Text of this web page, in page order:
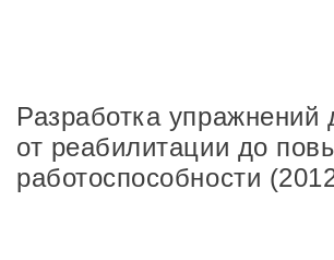
Разработка упражнений
от реабилитации до
работоспособности